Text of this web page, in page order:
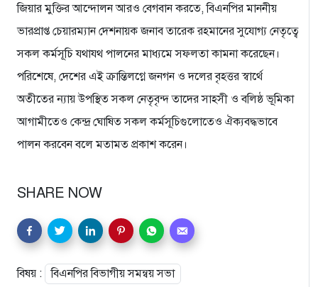
জিয়ার মুক্তির আন্দোলন আরও বেগবান করতে, বিএনপির মাননীয়
ভারপ্রাপ্ত চেয়ারম্যান দেশনায়ক জনাব তারেক রহমানের সুযোগ্য নেতৃত্বে
সকল কর্মসূচি যথাযথ পালনের মাধ্যমে সফলতা কামনা করেছেন।
পরিশেষে, দেশের এই ক্রান্তিলগ্নে জনগন ও দলের বৃহত্তর স্বার্থে
অতীতের ন্যায় উপস্থিত সকল নেতৃবৃন্দ তাদের সাহসী ও বলিষ্ঠ ভূমিকা
আগামীতেও কেন্দ্র ঘোষিত সকল কর্মসূচিগুলোতেও ঐক্যবদ্ধভাবে
পালন করবেন বলে মতামত প্রকাশ করেন।
SHARE NOW
বিষয় : বিএনপির বিভাগীয় সমন্বয় সভা